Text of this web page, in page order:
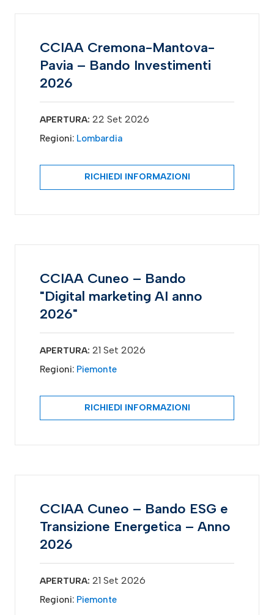
CCIAA Cremona-Mantova-
Pavia – Bando Investimenti
2026
APERTURA: 22 Set 2026
Regioni: Lombardia
RICHIEDI INFORMAZIONI
CCIAA Cuneo – Bando
"Digital marketing AI anno
2026"
APERTURA: 21 Set 2026
Regioni: Piemonte
RICHIEDI INFORMAZIONI
CCIAA Cuneo – Bando ESG e
Transizione Energetica – Anno
2026
APERTURA: 21 Set 2026
Regioni: Piemonte